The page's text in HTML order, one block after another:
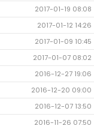
2017-01-19 08:08
2017-01-12 14:26
2017-01-09 10:45
2017-01-07 08:02
2016-12-27 19:06
2016-12-20 09:00
2016-12-07 13:50
2016-11-26 07:50